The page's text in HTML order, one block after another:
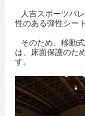
人吉スポーツパ
性のある弾性シー
そのため、移動
は、床面保護のた
す。